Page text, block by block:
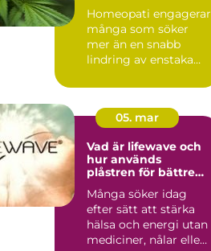
Homeopati engagerar
många som söker
mer än en snabb
lindring av enstaka
finns fl...
05. mar
Vad är lifewave och
hur används
plåstren för bättre
Många söker idag
efter sätt att stärka
hälsa och energi utan
mediciner, nålar eller